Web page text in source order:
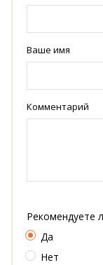
Ваше имя
Комментарий
Рекомендуете
Да
Нет